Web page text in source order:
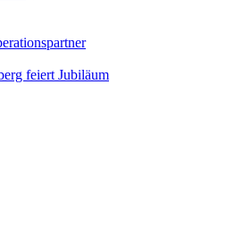
feiert Jubiläum